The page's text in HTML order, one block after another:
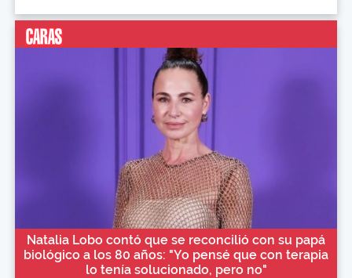
Natalia Lobo contó que se reconcilió con su papá
biológico a los 80 años: "Yo pensé que con terapia
lo tenía solucionado, pero no"